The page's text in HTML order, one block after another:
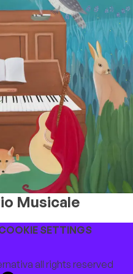
Musicale
SETTINGS
all rights reserved